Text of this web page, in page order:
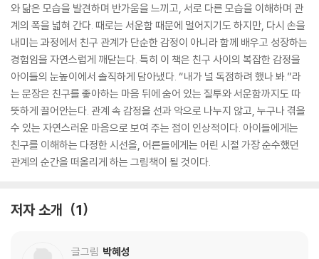
와 닮은 모습을 발견하며 반가움을 느끼고, 서로 다른 모습을 이해하며 관
계의 폭을 넓혀 간다. 때로는 서운함 때문에 멀어지기도 하지만, 다시 손을
내미는 과정에서 친구 관계가 단순한 감정이 아니라 함께 배우고 성장하는
경험임을 자연스럽게 깨닫는다. 특히 이 책은 친구 사이의 복잡한 감정을
아이들의 눈높이에서 솔직하게 담아냈다. “내가 널 독점하려 했나 봐.”라
는 문장은 친구를 좋아하는 마음 뒤에 숨어 있는 질투와 서운함까지도 따
뜻하게 끌어안는다. 관계 속 감정을 선과 악으로 나누지 않고, 누구나 겪을
수 있는 자연스러운 마음으로 보여 주는 점이 인상적이다. 아이들에게는
친구를 이해하는 다정한 시선을, 어른들에게는 어린 시절 가장 순수했던
관계의 순간을 떠올리게 하는 그림책이 될 것이다.
저자 소개 1
글그림 박혜성